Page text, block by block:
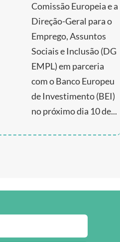
Comissão Europeia e a
Direção-Geral para o
Emprego, Assuntos
Sociais e Inclusão (DG
EMPL) em parceria
com o Banco Europeu
de Investimento (BEI)
no próximo dia 10 de...